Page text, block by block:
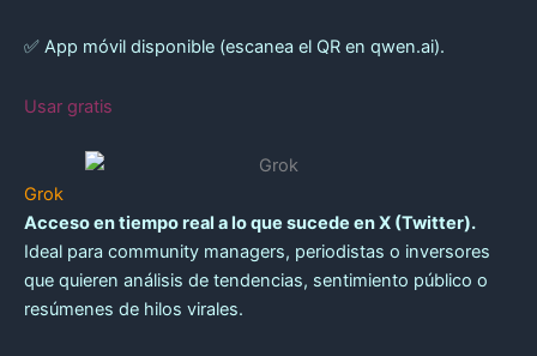
✅ App móvil disponible (escanea el QR en qwen.ai).
Usar gratis
Grok
Acceso en tiempo real a lo que sucede en X (Twitter).
Ideal para community managers, periodistas o inversores
que quieren análisis de tendencias, sentimiento público o
resúmenes de hilos virales.